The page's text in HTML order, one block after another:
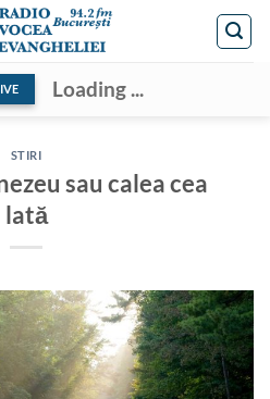
Loading ...
STIRI
sau calea cea
lată